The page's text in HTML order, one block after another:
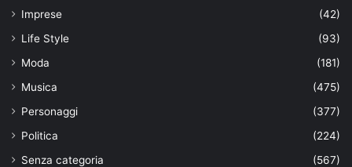
Imprese
(42)
Life Style
(93)
Moda
(181)
Musica
(475)
Personaggi
(377)
Politica
(224)
Senza categoria
(567)